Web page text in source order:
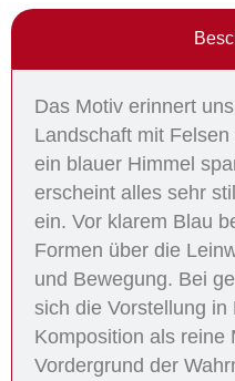
Das Motiv erinnert
Landschaft mit
ein blauer Himmel
erscheint alles sehr
ein. Vor klarem Blau
Formen über die
und Bewegung. Bei
sich die Vorstellung
Komposition als reine
Vordergrund der